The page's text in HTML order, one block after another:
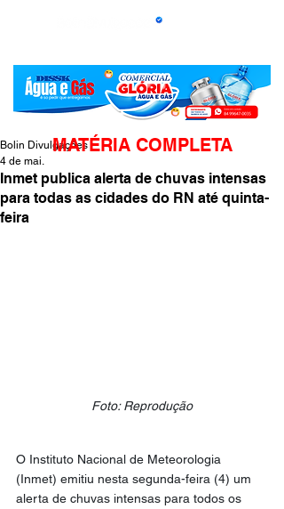
Inmet publica alerta de chuvas intensas
para todas as cidades do RN até quinta-
feira
Bolin Divulgações
4 de mai.
Foto: Reprodução
O Instituto Nacional de Meteorologia
(Inmet) emitiu nesta segunda-feira (4) um
alerta de chuvas intensas para todos os
MATÉRIA COMPLETA